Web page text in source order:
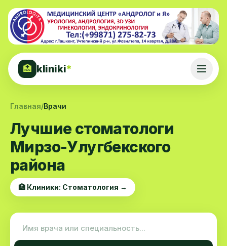
🏥 kliniki*
Главная/Врачи
Лучшие стоматологи
Мирзо-Улугбекского
района
🏥 Клиники: Стоматология →